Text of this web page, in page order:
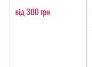
від 300 грн